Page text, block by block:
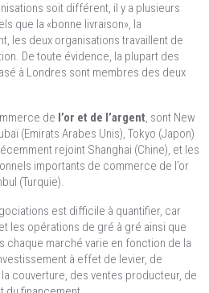
soit différent, il y a plusieurs
que la «bonne livraison», la
les deux organisations travaillent de
De toute évidence, la plupart des
à Londres sont membres des deux
de l’or et de l’argent, sont New
(Emirats Arabes Unis), Tokyo (Japon)
rejoint Shanghai (Chine), et les
importants de commerce de l’or
(Turquie).
est difficile à quantifier, car
les opérations de gré à gré ainsi que
chaque marché varie en fonction de la
à effet de levier, de
la couverture, des ventes producteur, de